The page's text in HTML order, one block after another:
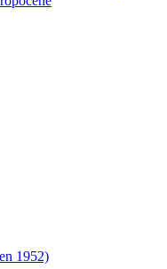
1952)